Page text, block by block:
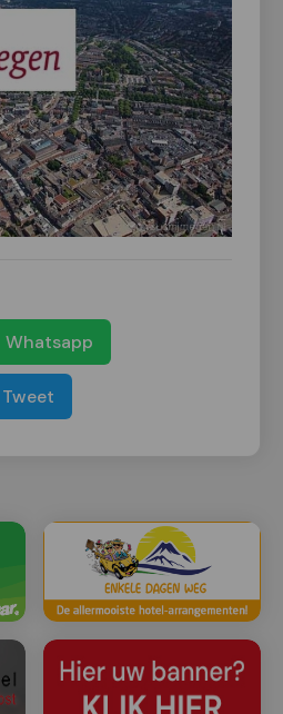
Whatsapp
Tweet